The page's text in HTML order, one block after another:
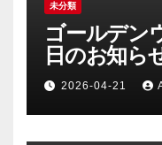
未分類
ゴールデン
日のお知ら
2026-04-21